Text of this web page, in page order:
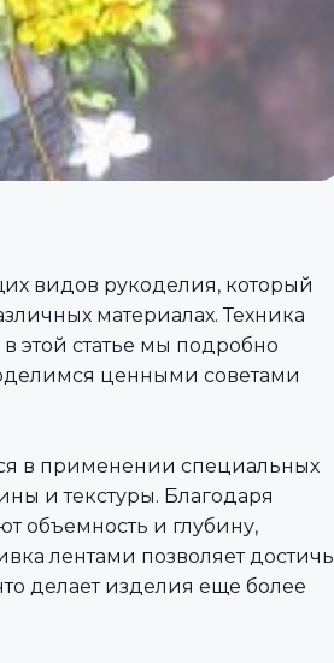
видов рукоделия, который
материалах. Техника
этой статье мы подробно
ценными советами
в применении специальных
и текстуры. Благодаря
объемность и глубину,
лентами позволяет достичь
делает изделия еще более